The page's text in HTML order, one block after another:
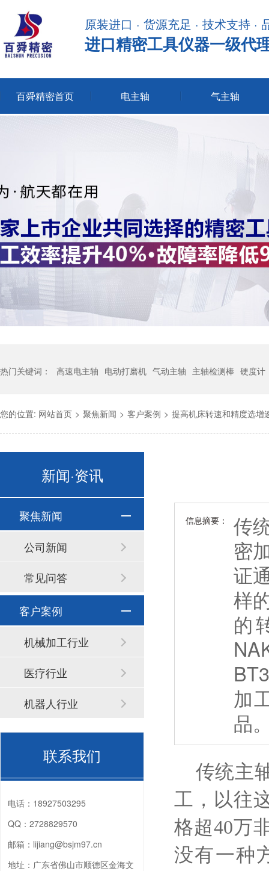
原装进口 · 货源充足 · 技术支持 ·
进口精密工具仪器一级代
百舜精密首页 电主轴 气主轴
热门关键词： 高速电主轴 电动打磨机 气动主轴 主轴检测棒 硬度计
您的位置: 网站首页 > 聚焦新闻 > 客户案例 > 提高机床转速和精度选增
信息摘要：
传
密
证
样
的
加
品
传统主
工，以往
格超40万
没有一种
新闻·资讯
聚焦新闻
公司新闻
常见问答
客户案例
机械加工行业
医疗行业
机器人行业
联系我们
电话： 18927503295
QQ： 2728829570
邮箱： lijiang@bsjm97.cn
地址： 广东省佛山市顺德区金海文